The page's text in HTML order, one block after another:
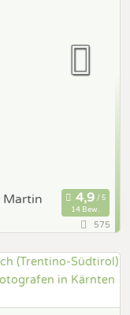
Martin
14 Bew.
575